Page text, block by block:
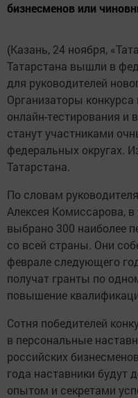
бизнесменов или
(Казань, 24 ноября,
Татарстана вышли в
для руководителей
Организаторы конкурса
онлайн-тестирования и
станут участниками
федеральных округах.
Татарстана.
По словам
Алексея Комиссарова,
выбрано 300 наиболее
со всей страны. Они
феврале следующего
получат гранты по
повышение
Сотня победителей
в персональные
российских
года наставники будут
опытом и секретами